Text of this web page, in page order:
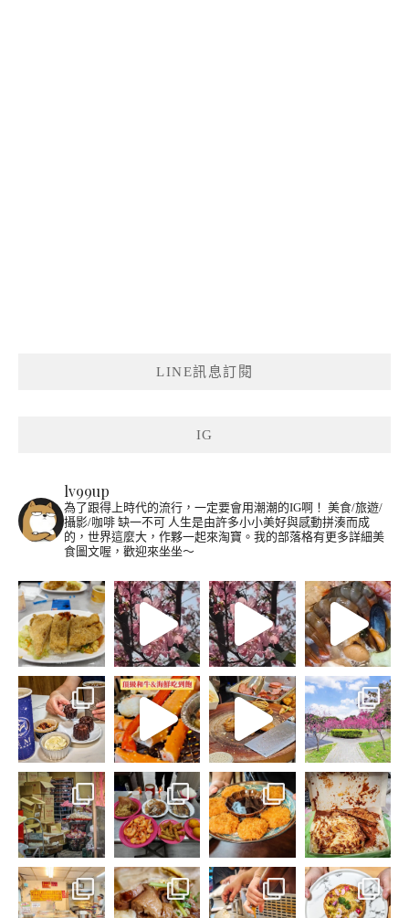
LINE訊息訂閱
IG
lv99up
為了跟得上時代的流行，一定要會用潮潮的IG啊！ 美食/旅遊/
攝影/咖啡 缺一不可 人生是由許多小小美好與感動拼湊而成
的，世界這麼大，作夥一起來淘寶。我的部落格有更多詳細美
食圖文喔，歡迎來坐坐～